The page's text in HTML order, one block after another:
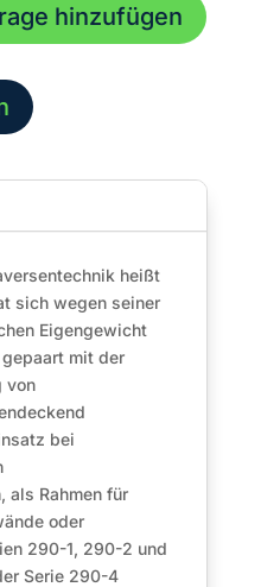
hinzufügen
heißt
sich wegen seiner
Eigengewicht
mit der
von
bei
als Rahmen für
oder
290-1, 290-2 und
Serie 290-4